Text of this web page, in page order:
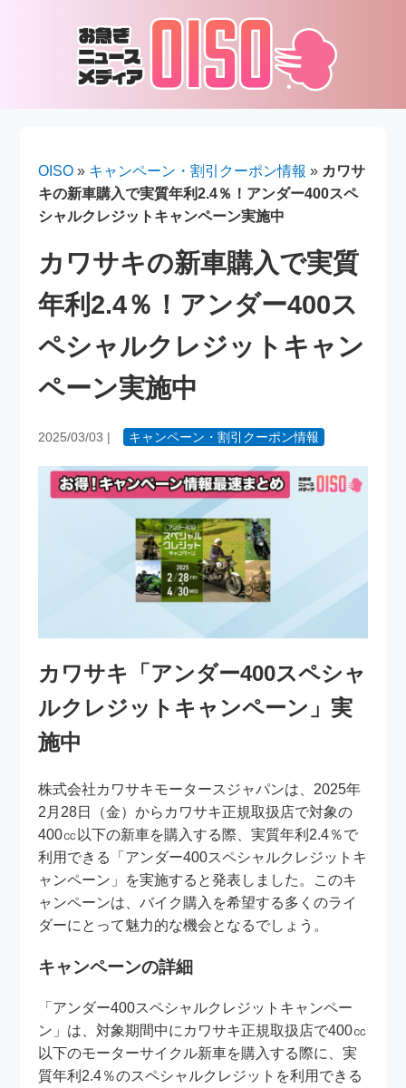
OISO » キャンペーン・割引クーポン情報 » カワサ
キの新車購入で実質年利2.4％！アンダー400スペ
シャルクレジットキャンペーン実施中
カワサキの新車購入で実質
年利2.4％！アンダー400ス
ペシャルクレジットキャン
ペーン実施中
2025/03/03 | キャンペーン・割引クーポン情報
カワサキ「アンダー400スペシャ
ルクレジットキャンペーン」実
施中
株式会社カワサキモータースジャパンは、2025年
2月28日（金）からカワサキ正規取扱店で対象の
400㏄以下の新車を購入する際、実質年利2.4％で
利用できる「アンダー400スペシャルクレジットキ
ャンペーン」を実施すると発表しました。このキ
ャンペーンは、バイク購入を希望する多くのライ
ダーにとって魅力的な機会となるでしょう。
キャンペーンの詳細
「アンダー400スペシャルクレジットキャンペー
ン」は、対象期間中にカワサキ正規取扱店で400㏄
以下のモーターサイクル新車を購入する際に、実
質年利2.4％のスペシャルクレジットを利用できる